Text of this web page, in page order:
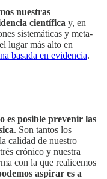
nuestras
científica y, en
sistemáticas y meta-
lugar más alto en
basada en evidencia.
es posible prevenir las
. Son tantos los
calidad de nuestro
crónico y nuestra
con la que realicemos
aspirar es a